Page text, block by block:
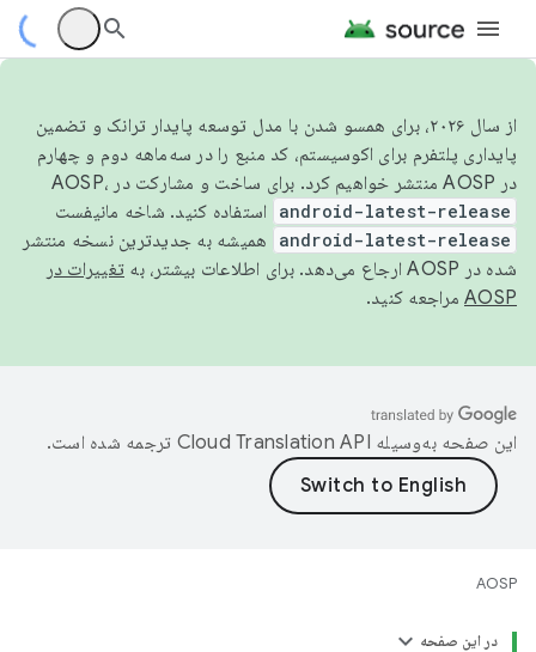
از سال ۲۰۲۶، برای همسو شدن با مدل توسعه پایدار ترانک و تضمین
پایداری پلتفرم برای اکوسیستم، کد منبع را در سه‌ماهه دوم و چهارم
در AOSP منتشر خواهیم کرد. برای ساخت و مشارکت در AOSP،
android-latest-release استفاده کنید. شاخه مانیفست
android-latest-release
همیشه به جدیدترین نسخه منتشر
شده در AOSP ارجاع می‌دهد. برای اطلاعات بیشتر، به
تغییرات در
AOSP مراجعه کنید.
این صفحه به‌وسیله ترجمه شده است.
AOSP
در این صفحه